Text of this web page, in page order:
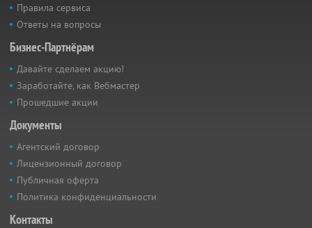
Правила сервиса
Ответы на вопросы
Бизнес-Партнёрам
Давайте сделаем акцию!
Заработайте, как Вебмастер
Прошедшие акции
Документы
Агентский договор
Лицензионный договор
Публичная оферта
Политика конфиденциальности
Контакты